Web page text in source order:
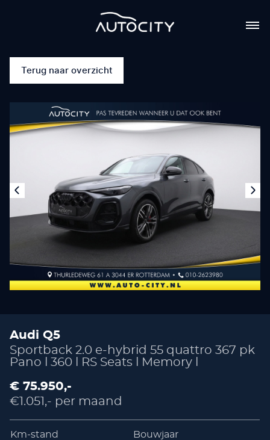
Terug naar overzicht
Audi Q5
Sportback 2.0 e-hybrid 55 quattro 367 pk
Pano l 360 l RS Seats l Memory l
€ 75.950,-
€1.051,- per maand
Km-stand Bouwjaar